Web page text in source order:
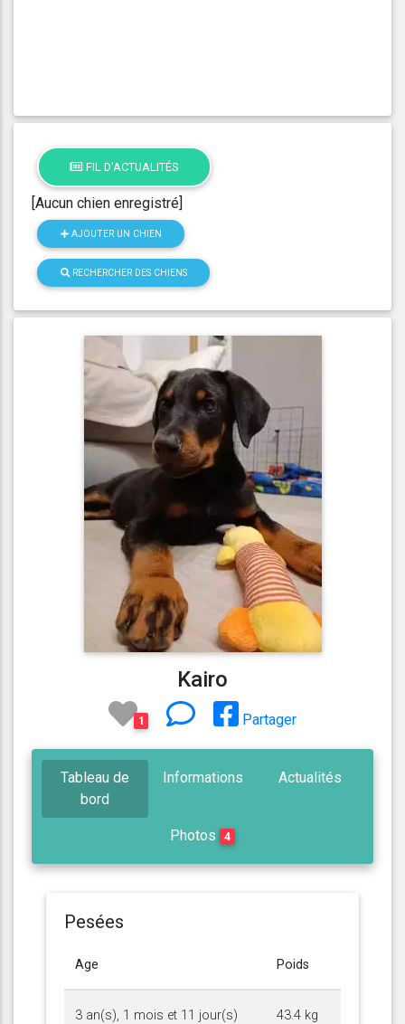
FIL D'ACTUALITÉS
[Aucun chien enregistré]
AJOUTER UN CHIEN
RECHERCHER DES CHIENS
Kairo
1 Partager
Tableau de
bord
Informations Actualités
Photos 4
Pesées
Age Poids
3 an(s), 1 mois et 11 jour(s) 43.4 kg